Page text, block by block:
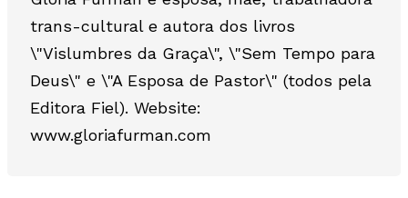
trans-cultural e autora dos livros
\"Vislumbres da Graça\", \"Sem Tempo para
Deus\" e \"A Esposa de Pastor\" (todos pela
Editora Fiel). Website:
www.gloriafurman.com